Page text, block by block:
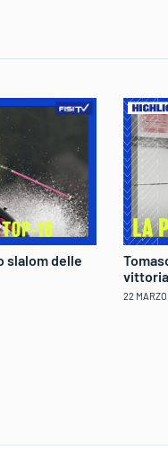
slalom delle
vittoria
22